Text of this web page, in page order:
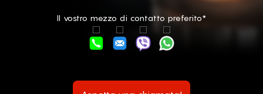
Il vostro mezzo di contatto preferito*